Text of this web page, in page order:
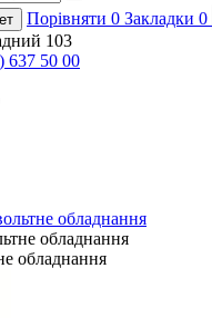
Порівняти 0 Закладки 0
103
637 50 00
обладнання
обладнання
обладнання